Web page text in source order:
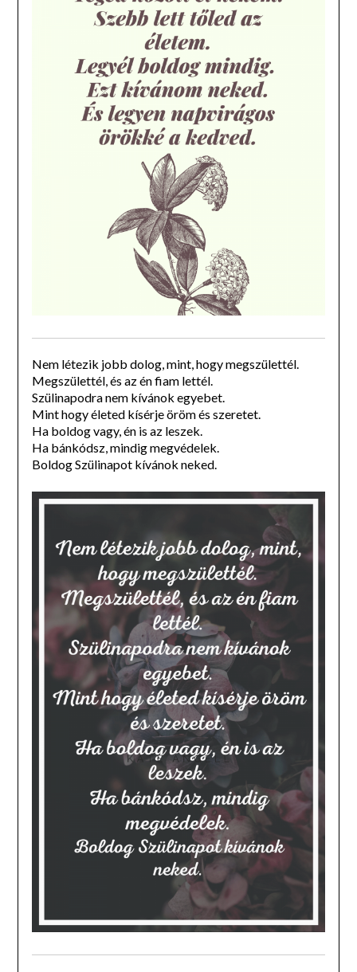
Nem létezik jobb dolog, mint, hogy megszülettél.
Megszülettél, és az én fiam lettél.
Szülinapodra nem kívánok egyebet.
Mint hogy életed kísérje öröm és szeretet.
Ha boldog vagy, én is az leszek.
Ha bánkódsz, mindig megvédelek.
Boldog Szülinapot kívánok neked.